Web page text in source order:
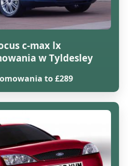
c-max lx
w Tyldesley
to £289